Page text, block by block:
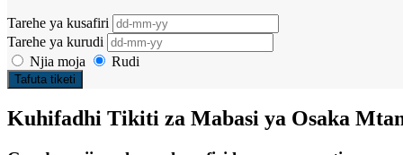
Tarehe ya kusafiri
Tarehe ya kurudi
Njia moja
Rudi
Tafuta tiketi
Kuhifadhi Tikiti za Mabasi ya Osaka